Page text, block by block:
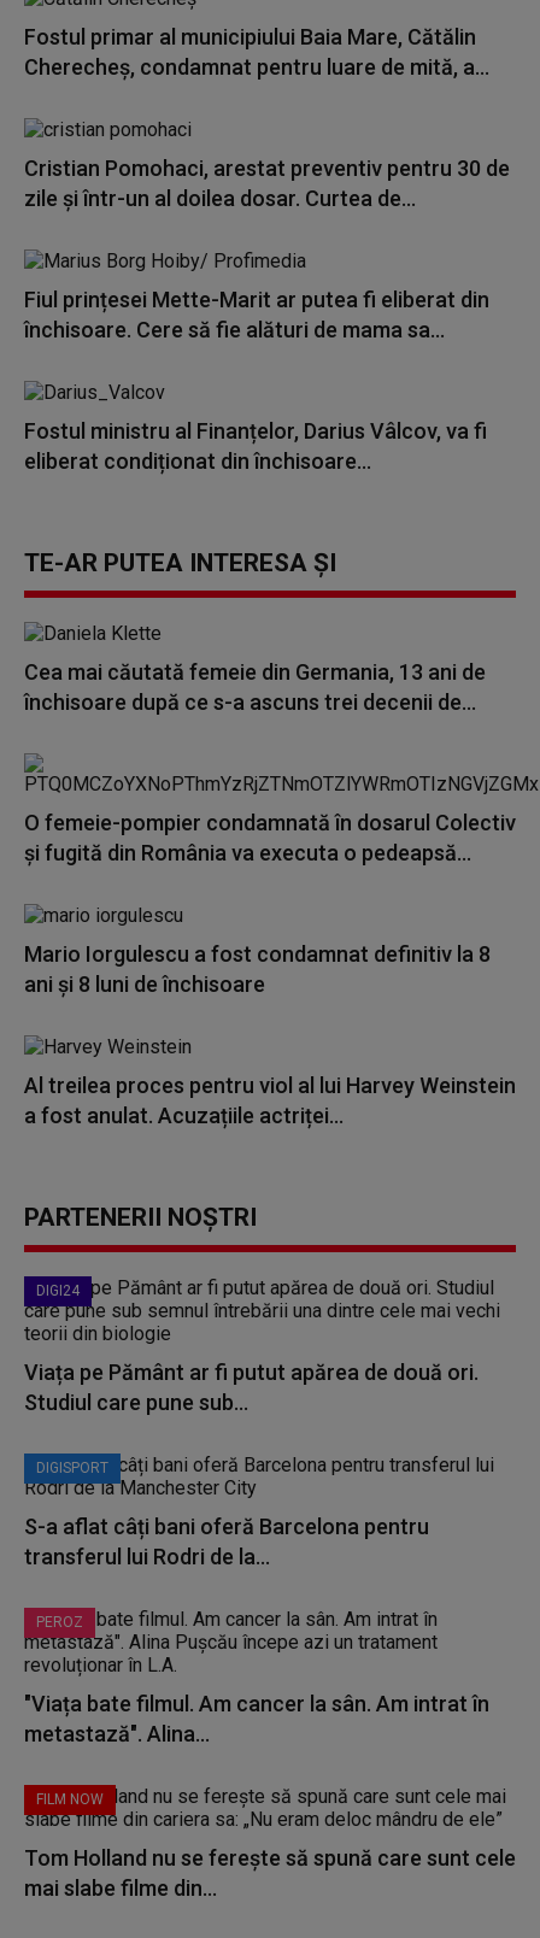
Fostul primar al municipiului Baia Mare, Cătălin
Cherecheş, condamnat pentru luare de mită, a...
Cristian Pomohaci, arestat preventiv pentru 30 de
zile și într-un al doilea dosar. Curtea de...
Fiul prințesei Mette-Marit ar putea fi eliberat din
închisoare. Cere să fie alături de mama sa...
Fostul ministru al Finanțelor, Darius Vâlcov, va fi
eliberat condiționat din închisoare...
TE-AR PUTEA INTERESA ȘI
Cea mai căutată femeie din Germania, 13 ani de
închisoare după ce s-a ascuns trei decenii de...
O femeie-pompier condamnată în dosarul Colectiv
și fugită din România va executa o pedeapsă...
Mario Iorgulescu a fost condamnat definitiv la 8
ani și 8 luni de închisoare
Al treilea proces pentru viol al lui Harvey Weinstein
a fost anulat. Acuzațiile actriței...
PARTENERII NOȘTRI
DIGI24
Viața pe Pământ ar fi putut apărea de două ori.
Studiul care pune sub...
DIGISPORT
S-a aflat câți bani oferă Barcelona pentru
transferul lui Rodri de la...
PEROZ
"Viața bate filmul. Am cancer la sân. Am intrat în
metastază". Alina...
FILM NOW
Tom Holland nu se ferește să spună care sunt cele
mai slabe filme din...